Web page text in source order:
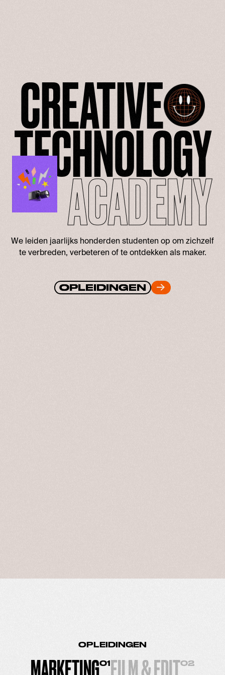
CREATIVE
TECHNOLOGY
ACADEMY
We leiden jaarlijks honderden studenten op om zichzelf
te verbreden, verbeteren of te ontdekken als maker.
OPLEIDINGEN
OPLEIDINGEN
OPLEIDINGEN
MARKETING01FILM & EDIT02